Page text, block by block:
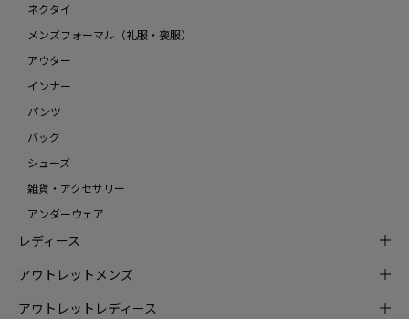
ネクタイ
メンズフォーマル（礼服・喪服）
アウター
インナー
パンツ
バッグ
シューズ
雑貨・アクセサリー
アンダーウェア
レディース
アウトレットメンズ
アウトレットレディース